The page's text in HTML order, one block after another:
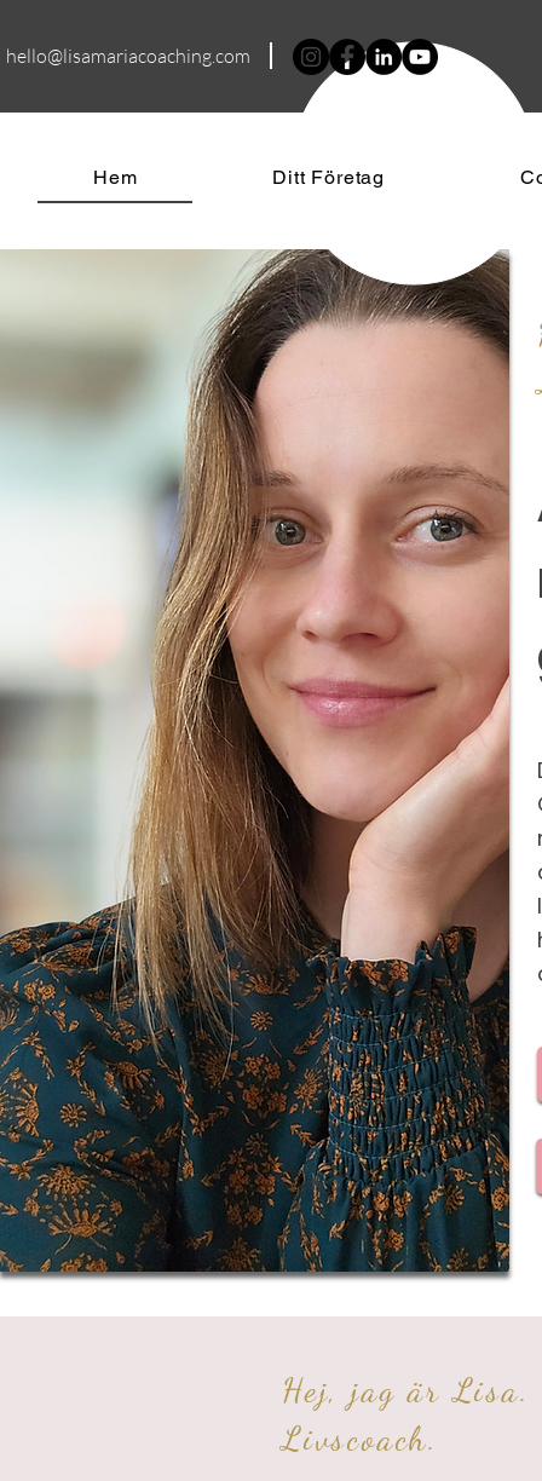
hello@lisamariacoaching.com
Hem Ditt Företag
Hej, jag är Lisa.
Livscoach.